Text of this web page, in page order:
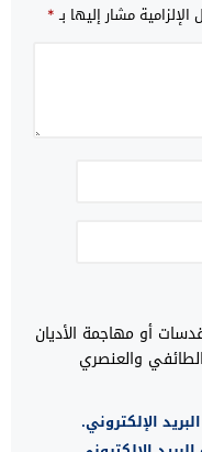
الإلزامية مشار إليها بـ*
أو مهاجمة الأديان
والعنصري
الإلكتروني.